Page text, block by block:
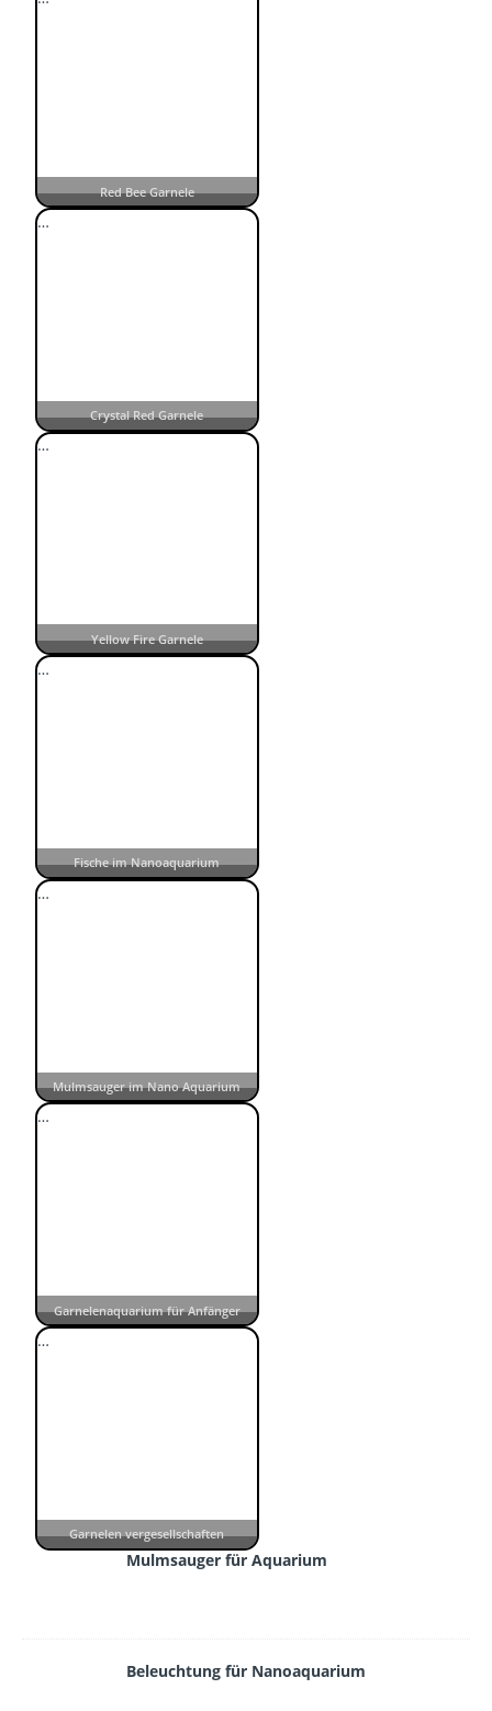
Red Bee Garnele
Crystal Red Garnele
…
Yellow Fire Garnele
…
Fische im Nanoaquarium
…
Mulmsauger im Nano Aquarium
…
Garnelenaquarium für Anfänger
…
Garnelen vergesellschaften
…
Mulmsauger für Aquarium
Beleuchtung für Nanoaquarium